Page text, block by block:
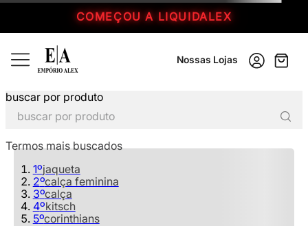
COMEÇOU A LIQUIDALEX
Nossas Lojas
buscar por produto
Termos mais buscados
1ºjaqueta
2ºcalça feminina
3ºcalça
4ºkitsch
5ºcorinthians
Recomendamos para você